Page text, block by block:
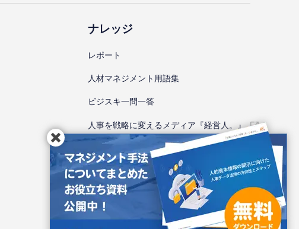
ナレッジ
レポート
⼈材マネジメント⽤語集
ビジスキ⼀問⼀答
人事を戦略に変えるメディア『経営人。』